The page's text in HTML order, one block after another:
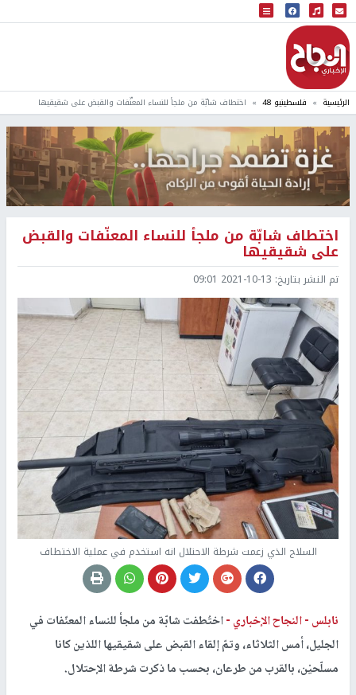
البث المباشر
إذاعة النجاح
الرئيسية فلسطينيو 48 اختطاف شابّة من ملجأ للنساء المعنّفات والقبض على شقيقيها
اختطاف شابّة من ملجأ للنساء المعنّفات والقبض
على شقيقيها
تم النشر بتاريخ: 2021-10-13 09:01
السلاح الذي زعمت شرطة الاحتلال انه استخدم في عملية الاختطاف
نابلس -النجاح الإخباري -اختُطفت شابّة من ملجأ للنساء المعنّفات في
الجليل، أمس الثلاثاء، وتمّ إلقاء القبض على شقيقيها اللذين كانا
مسلّحيْن، بالقرب من طرعان، بحسب ما ذكرت شرطة الإحتلال.